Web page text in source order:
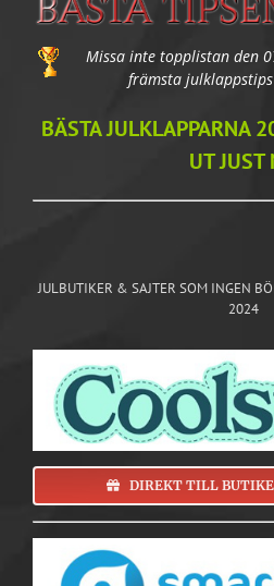
Missa inte topplistan den
främsta
BÄSTA JULKLAPPARNA
UT JUST
JULBUTIKER & SAJTER SOM INGEN
2024
DIREKT TILL